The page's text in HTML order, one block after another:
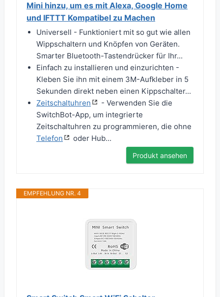
Mini hinzu, um es mit Alexa, Google Home
und IFTTT Kompatibel zu Machen
Universell - Funktioniert mit so gut wie allen
Wippschaltern und Knöpfen von Geräten.
Smarter Bluetooth-Tastendrücker für Ihr...
Einfach zu installieren und einzurichten -
Kleben Sie ihn mit einem 3M-Aufkleber in 5
Sekunden direkt neben einen Kippschalter...
Zeitschaltuhren
- Verwenden Sie die
SwitchBot-App, um integrierte
Zeitschaltuhren zu programmieren, die ohne
Telefon
oder Hub...
Produkt ansehen
EMPFEHLUNG NR. 4